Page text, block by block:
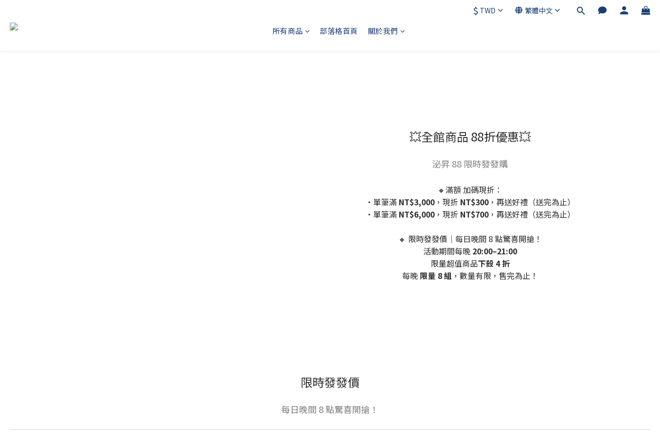
$ TWD 繁體中文
所有商品 部落格首頁 關於我們
💥全館商品 88折優惠💥
泌昇 88 限時發發購
🔸滿額 加碼現折：
・單筆滿 NT$3,000，現折 NT$300，再送好禮（送完為止）
・單筆滿 NT$6,000，現折 NT$700，再送好禮（送完為止）
🔸 限時發發價｜每日晚間 8 點驚喜開搶！
活動期間每晚 20:00–21:00
限量超值商品下殺 4 折
每晚 限量 8 組 ，數量有限，售完為止！
限時發發價
每日晚間 8 點驚喜開搶！